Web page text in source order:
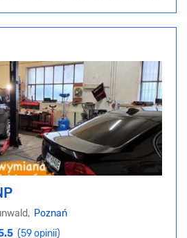
Poznań
(59 opinii)